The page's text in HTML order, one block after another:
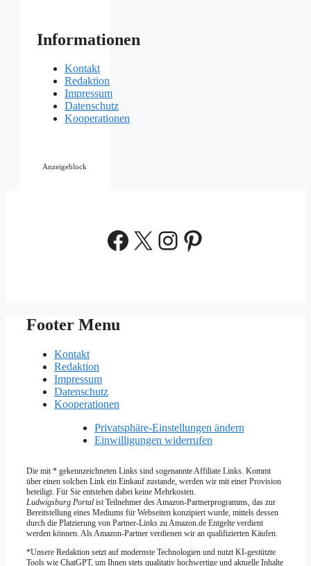
Informationen
Kontakt
Redaktion
Impressum
Datenschutz
Kooperationen
Anzeigeblock
Facebook
X Instagram
Pinterest
Footer Menu
Kontakt
Redaktion
Impressum
Datenschutz
Kooperationen
Privatsphäre-Einstellungen ändern
Einwilligungen widerrufen
Die mit * gekennzeichneten Links sind sogenannte Affiliate Links. Kommt
über einen solchen Link ein Einkauf zustande, werden wir mit­ einer Provision
beteiligt. Für Sie entstehen dabei keine Mehrkosten.
Ludwigsburg Portal ist Teilnehmer des Amazon-Partnerprogramms, das zur
Bereitstellung eines Mediums für Webseiten konzipiert wurde, mittels dessen
durch die Platzierung von Partner-Links zu Amazon.de Entgelte verdient
werden können. Als Amazon-Partner verdienen wir an qualifizierten Käufen.
*Unsere Redaktion setzt auf modernste Technologien und nutzt KI-gestützte
Tools wie ChatGPT, um Ihnen stets qualitativ hochwertige und aktuelle Inhalte